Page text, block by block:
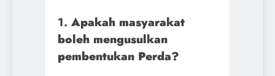
1. Apakah masyarakat
boleh mengusulkan
pembentukan Perda?